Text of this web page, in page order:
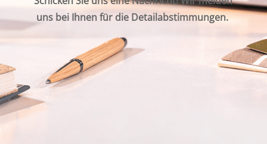
uns bei Ihnen für die Detailabstimmungen.